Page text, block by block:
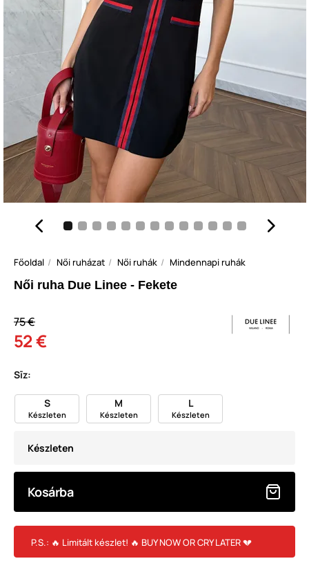
Főoldal Női ruházat Női ruhák Mindennapi ruhák
Női ruha Due Linee - Fekete
75 €
52 €
Sīz:
S
Készleten
M
Készleten
L
Készleten
Készleten
Kosárba
P.S.: 🔥 Limitált készlet! 🔥 BUY NOW OR CRY LATER 💔